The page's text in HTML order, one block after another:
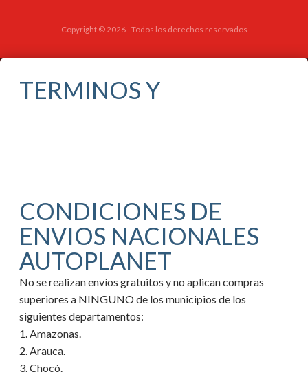
Copyright © 2026 - Todos los derechos reservados
TERMINOS Y
CONDICIONES DE
ENVIOS NACIONALES
AUTOPLANET
No se realizan envíos gratuitos y no aplican compras
superiores a NINGUNO de los municipios de los
siguientes departamentos:
1. Amazonas.
2. Arauca.
3. Chocó.